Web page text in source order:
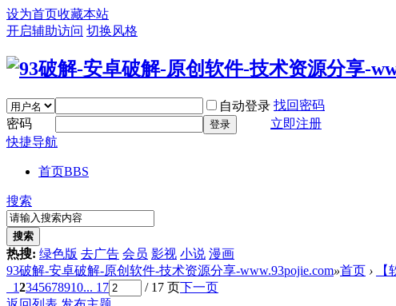
设为首页收藏本站
开启辅助访问 切换风格
自动登录 找回密码
密码
登录
立即注册
快捷导航
首页BBS
搜索
搜索
热搜: 绿色版 去广告 会员 影视 小说 漫画
93破解-安卓破解-原创软件-技术资源分享-www.93pojie.com»首页 › 【
12345678910... 17 / 17 页下一页